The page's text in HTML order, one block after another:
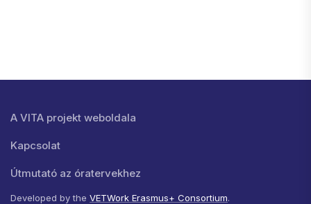
Lábléc menü
A VITA projekt weboldala
Kapcsolat
Útmutató az óratervekhez
Developed by the VETWork Erasmus+ Consortium.